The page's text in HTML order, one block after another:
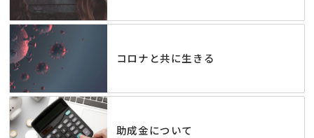
コロナと共に生きる
助成金について